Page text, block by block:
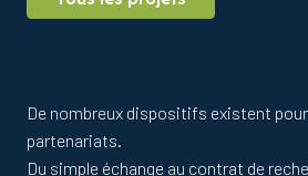
FLOWER
De nombreux dispositifs existent
partenariats.
Du simple échange au contrat de